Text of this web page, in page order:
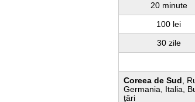
20 minute
100 lei
30 zile
Coreea de Sud ,
Germania, Italia,
ţări